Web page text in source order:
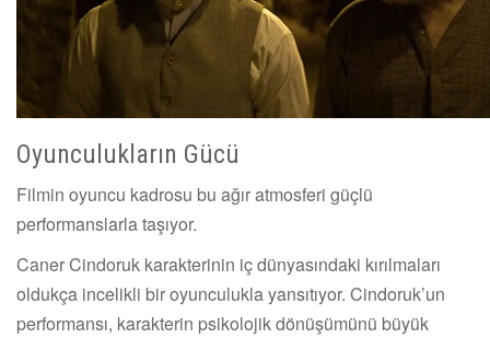
Oyunculukların Gücü
Filmin oyuncu kadrosu bu ağır atmosferi güçlü
performanslarla taşıyor.
Caner Cindoruk karakterinin iç dünyasındaki kırılmaları
oldukça incelikli bir oyunculukla yansıtıyor. Cindoruk’un
performansı, karakterin psikolojik dönüşümünü büyük